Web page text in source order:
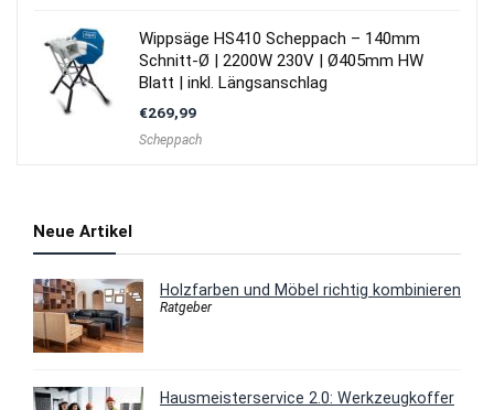
Wippsäge HS410 Scheppach – 140mm
Schnitt-Ø | 2200W 230V | Ø405mm HW
Blatt | inkl. Längsanschlag
€269,99
Scheppach
Neue Artikel
Holzfarben und Möbel richtig kombinieren
Ratgeber
Hausmeisterservice 2.0: Werkzeugkoffer